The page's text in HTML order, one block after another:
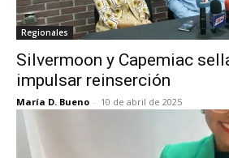
Regionales
Silvermoon y Capemiac
impulsar reinserción
María D. Bueno - 10 de abril de 2025